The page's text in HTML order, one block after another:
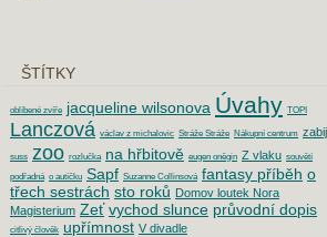
ŠTÍTKY
oblíbené zvíře jacqueline wilsonova Úvahy TOPI
Lanczová václav z michalovic Stráže Stráže Nákupní centrum zabij
suss zoo rozlučka na hřbitově eugen oněgin Z vlaku souvětí
podřadná o autíčku Sapf Suzanne Collinsová fantasy příběh o
třech sestrách sto roků Domov loutek Nora
Magisterium Zeť vychod slunce průvodní dopis
citlivý člověk upřímnost V divadle